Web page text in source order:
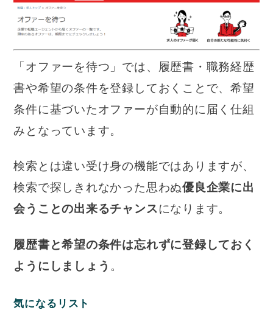
「オファーを待つ」では、履歴書・職務経歴
書や希望の条件を登録しておくことで、希望
条件に基づいたオファーが自動的に届く仕組
みとなっています。
検索とは違い受け身の機能ではありますが、
検索で探しきれなかった思わぬ優良企業に出
会うことの出来るチャンスになります。
履歴書と希望の条件は忘れずに登録しておく
ようにしましょう 。
気になるリスト